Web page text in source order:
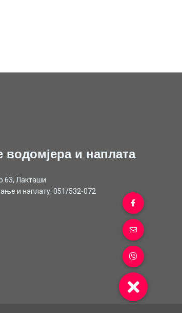
и наплата
Лакташи
и наплату: 051/532-072